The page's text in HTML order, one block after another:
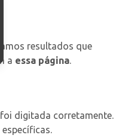
resultados que
a essa página.
digitada corretamente.